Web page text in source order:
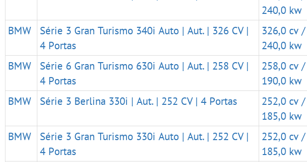
240,0 kw
BMW
Série 3 Gran Turismo 340i Auto | Aut. | 326 CV |
4 Portas
326,0 cv /
240,0 kw
BMW
Série 6 Gran Turismo 630i Auto | Aut. | 258 CV |
4 Portas
258,0 cv /
190,0 kw
BMW
Série 3 Berlina 330i | Aut. | 252 CV | 4 Portas
252,0 cv /
185,0 kw
BMW
Série 3 Gran Turismo 330i Auto | Aut. | 252 CV |
4 Portas
252,0 cv /
185,0 kw